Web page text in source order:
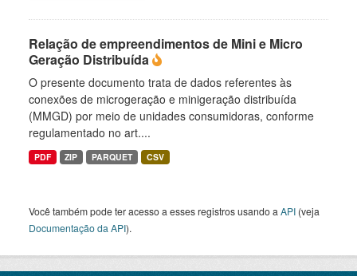
Relação de empreendimentos de Mini e Micro
Geração Distribuída
O presente documento trata de dados referentes às
conexões de microgeração e minigeração distribuída
(MMGD) por meio de unidades consumidoras, conforme
regulamentado no art....
PDF ZIP PARQUET CSV
Você também pode ter acesso a esses registros usando a API (veja
Documentação da API).